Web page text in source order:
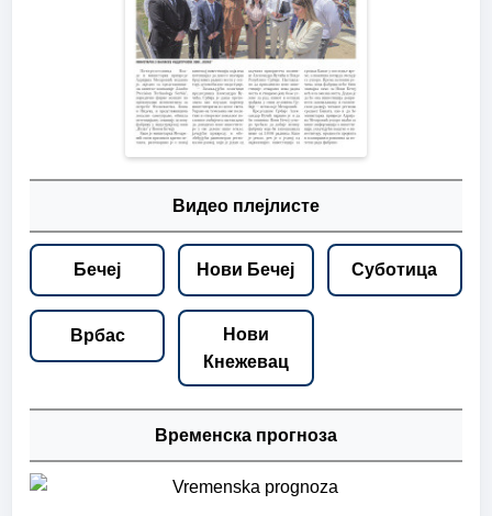
Видео плејлисте
Бечеј Нови Бечеј Суботица
Врбас
Нови
Кнежевац
Временска прогноза